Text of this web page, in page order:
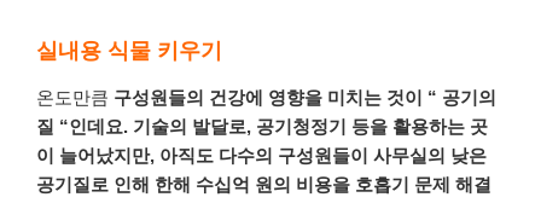
실내용 식물 키우기
온도만큼 구성원들의 건강에 영향을 미치는 것이 “ 공기의
질 “인데요. 기술의 발달로, 공기청정기 등을 활용하는 곳
이 늘어났지만, 아직도 다수의 구성원들이 사무실의 낮은
공기질로 인해 한해 수십억 원의 비용을 호흡기 문제 해결